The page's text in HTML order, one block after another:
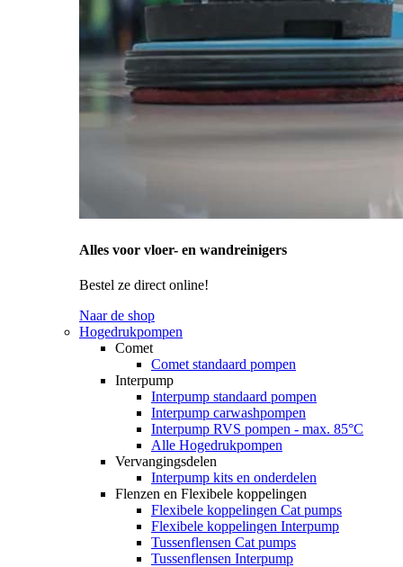
Alles voor vloer- en wandreinigers
Bestel ze direct online!
Naar de shop
Hogedrukpompen
Comet
Comet standaard pompen
Interpump
Interpump standaard pompen
Interpump carwashpompen
Interpump RVS pompen - max. 85°C
Alle Hogedrukpompen
Vervangingsdelen
Interpump kits en onderdelen
Flenzen en Flexibele koppelingen
Flexibele koppelingen Cat pumps
Flexibele koppelingen Interpump
Tussenflensen Cat pumps
Tussenflensen Interpump